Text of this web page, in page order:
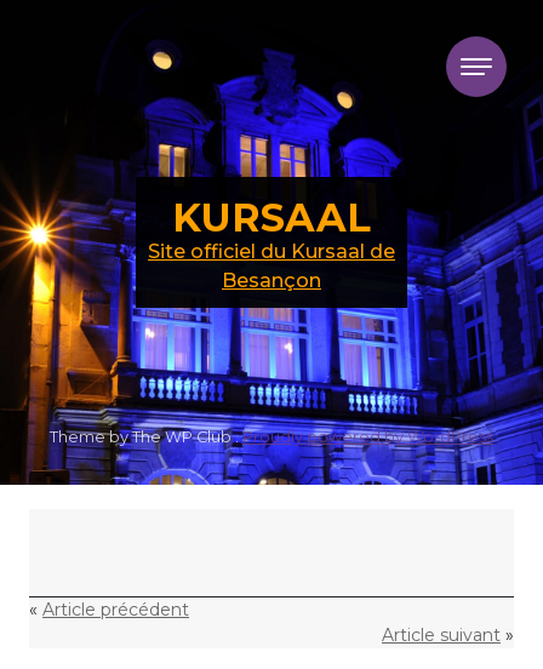
« Article précédent
Article suivant »
KURSAAL
Site officiel du Kursaal de
Besançon
Theme by The WP Club .Proudly powered by WordPress